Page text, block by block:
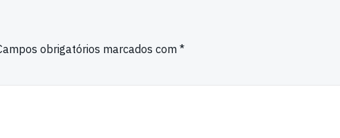
obrigatórios marcados com *